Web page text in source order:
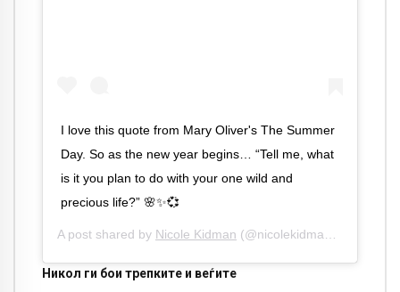
I love this quote from Mary Oliver's The Summer
Day. So as the new year begins… “Tell me, what
is it you plan to do with your one wild and
precious life?” 🌸✨💞
A post shared by Nicole Kidman (@nicolekidman) on
Никол ги бои трепките и веѓите